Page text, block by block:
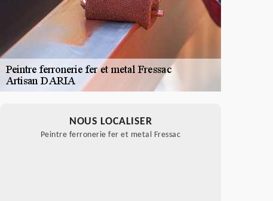
NOUS LOCALISER
Peintre ferronerie fer et metal Fressac